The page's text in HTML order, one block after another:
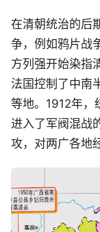
在清朝统治的后
争，例如鸦片战
方列强开始染指
法国控制了中南
等地。1912年，
进入了军阀混战
攻，对两广各地